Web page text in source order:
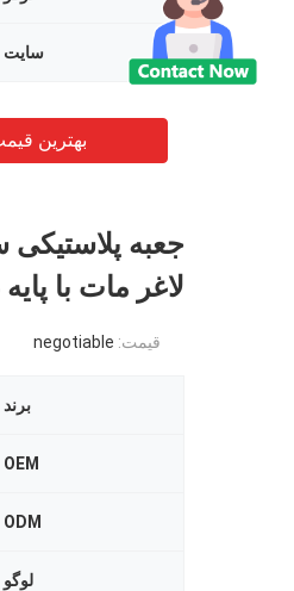
سایت
بهترین
جعبه
لاغر مات با
قیمت: negotiable
برند
OEM
ODM
لوگو